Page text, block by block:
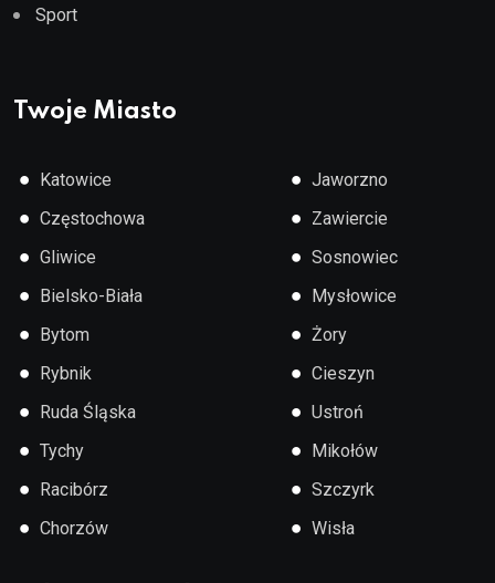
Sport
Twoje Miasto
● Katowice
● Częstochowa
● Gliwice
● Bielsko-Biała
● Bytom
● Rybnik
● Ruda Śląska
● Tychy
● Racibórz
● Chorzów
● Jaworzno
● Zawiercie
● Sosnowiec
● Mysłowice
● Żory
● Cieszyn
● Ustroń
● Mikołów
● Szczyrk
● Wisła